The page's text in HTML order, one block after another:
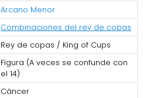
Arcano Menor
Combinaciones del rey de copas
Rey de copas / King of Cups
Figura (A veces se confunde con
el 14)
Cáncer